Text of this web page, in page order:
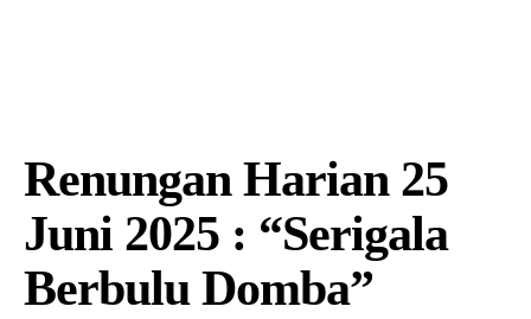
Renungan Harian 25
Juni 2025 : “Serigala
Berbulu Domba”